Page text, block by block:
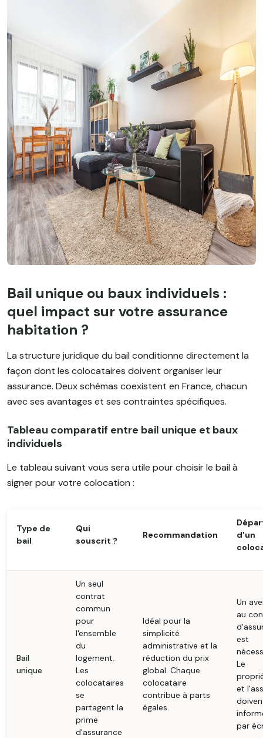
Bail unique ou baux individuels :
quel impact sur votre assurance
habitation ?
La structure juridique du bail conditionne directement la
façon dont les colocataires doivent organiser leur
assurance. Deux schémas coexistent en France, chacun
avec ses avantages et ses contraintes spécifiques.
Tableau comparatif entre bail unique et baux
individuels
Le tableau suivant vous sera utile pour choisir le bail à
signer pour votre colocation :
Type de
bail
Qui
souscrit ?
Recommandation
d'un
Bail
unique
Un seul
contrat
commun
pour
l'ensemble
du
logement.
Les
colocataires
se
partagent la
prime
d'assurance
Idéal pour la
simplicité
administrative et la
réduction du prix
global. Chaque
colocataire
contribue à parts
égales.
Un
au
est
Le
et
par